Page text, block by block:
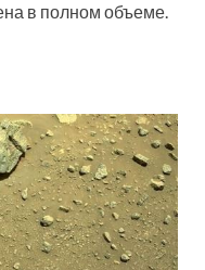
в полном объеме.